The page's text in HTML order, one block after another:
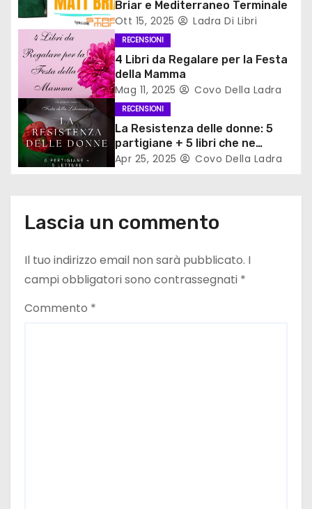
a
r
i
c
o
Briar e Mediterraneo Terminale
Ott 15, 2025 Ladra Di Libri
RECENSIONI
4 Libri da Regalare per la Festa
della Mamma
Mag 11, 2025 Covo Della Ladra
RECENSIONI
La Resistenza delle donne: 5
partigiane + 5 libri che ne
parlano
Apr 25, 2025 Covo Della Ladra
Lascia un commento
Il tuo indirizzo email non sarà pubblicato. I
campi obbligatori sono contrassegnati *
Commento *